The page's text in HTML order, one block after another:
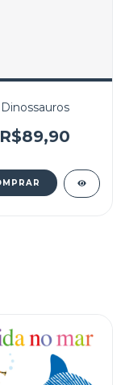
Dinossauros
R$89,90